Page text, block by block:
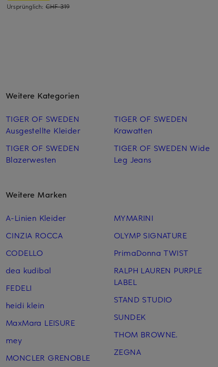
Ursprünglich: CHF 319
Weitere Kategorien
TIGER OF SWEDEN
Ausgestellte Kleider
TIGER OF SWEDEN
Blazerwesten
TIGER OF SWEDEN
Krawatten
TIGER OF SWEDEN Wide
Leg Jeans
Weitere Marken
A-Linien Kleider
CINZIA ROCCA
CODELLO
dea kudibal
FEDELI
heidi klein
MaxMara LEISURE
mey
MONCLER GRENOBLE
MYMARINI
OLYMP SIGNATURE
PrimaDonna TWIST
RALPH LAUREN PURPLE
LABEL
STAND STUDIO
SUNDEK
THOM BROWNE.
ZEGNA